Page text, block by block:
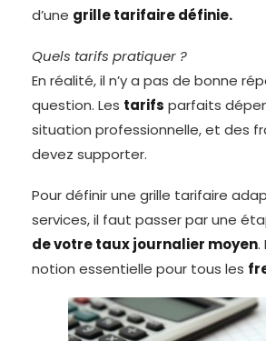
d’une grille tarifaire définie.
Quels tarifs pratiquer ?
En réalité, il n’y a pas de bonne
question. Les tarifs parfaits
situation professionnelle, et des
devez supporter.
Pour définir une grille tarifaire
services, il faut passer par une
de votre taux journalier moyen.
notion essentielle pour tous les